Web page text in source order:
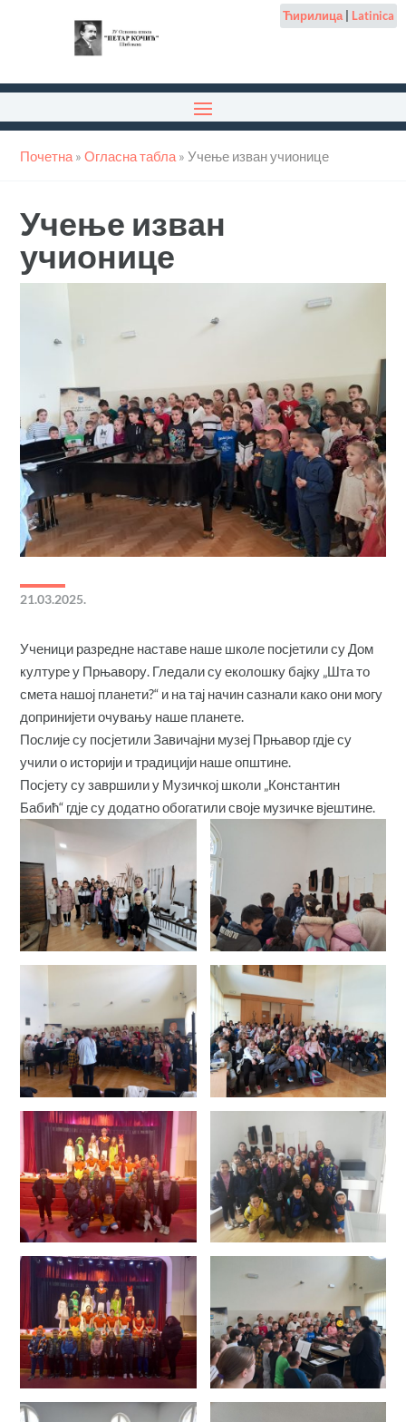
Ћирилица| Latinica
Почетна »Огласна табла »Учење изван учионице
Учење изван
учионице
21.03.2025.
Ученици разредне наставе наше школе посјетили су Дом
културе у Прњавору. Гледали су еколошку бајку „Шта то
смета нашој планети?“ и на тај начин сазнали како они могу
допринијети очувању наше планете.
Послије су посјетили Завичајни музеј Прњавор гдје су
учили о историји и традицији наше општине.
Посјету су завршили у Музичкој школи „Константин
Бабић“ гдје су додатно обогатили своје музичке вјештине.